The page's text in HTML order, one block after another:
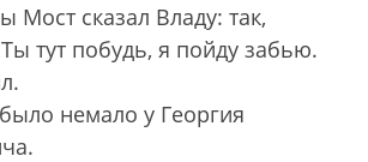
Мост сказал Владу: так,
тут побудь, я пойду забью.
немало у Георгия